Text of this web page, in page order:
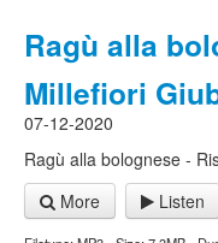
Ragù alla
Millefiori
07-12-2020
Ragù alla bolognese -
More
Listen